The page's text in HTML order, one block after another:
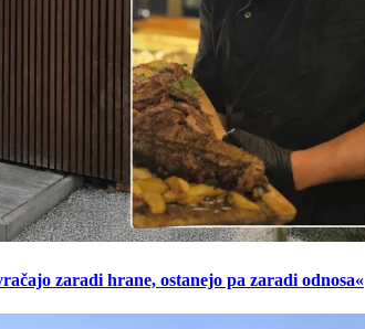
zaradi hrane, ostanejo pa zaradi odnosa«